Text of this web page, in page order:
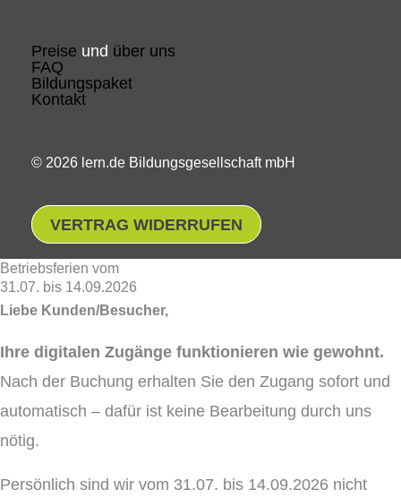
Preise und über uns
FAQ
Bildungspaket
Kontakt
© 2026 lern.de Bildungsgesellschaft mbH
VERTRAG WIDERRUFEN
Betriebsferien vom
31.07. bis 14.09.2026
Liebe Kunden/Besucher,
Ihre digitalen Zugänge funktionieren wie gewohnt.
Nach der Buchung erhalten Sie den Zugang sofort und
automatisch – dafür ist keine Bearbeitung durch uns
nötig.
Persönlich sind wir vom 31.07. bis 14.09.2026 nicht